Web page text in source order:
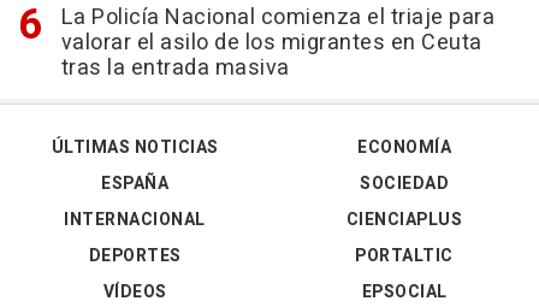
La Policía Nacional comienza el triaje para
valorar el asilo de los migrantes en Ceuta
tras la entrada masiva
ÚLTIMAS NOTICIAS
ESPAÑA
INTERNACIONAL
DEPORTES
VÍDEOS
ECONOMÍA
SOCIEDAD
CIENCIAPLUS
PORTALTIC
EPSOCIAL